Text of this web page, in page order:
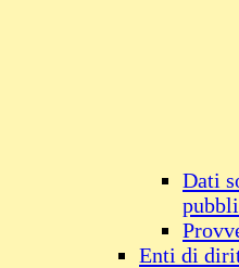
Dati
Enti di